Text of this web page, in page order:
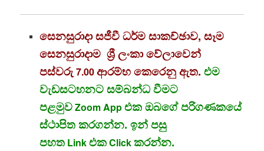
සෙනසුරාදා සජීවී ධර්ම සාකච්ඡාව, සෑම
සෙනසුරාදාම ශ්‍රී ලංකා වේලාවෙන්
පස්වරු 7.00ආරම්භ කෙරෙනු ඇත. එම
වැඩසටහනට සම්බන්ධ වීමට
පළමුවZoom Appඑක ඔබගේ පරිගණකයේ
ස්ථාපිත කරගන්න. ඉන් පසු
පහත LinkඑකClickකරන්න.